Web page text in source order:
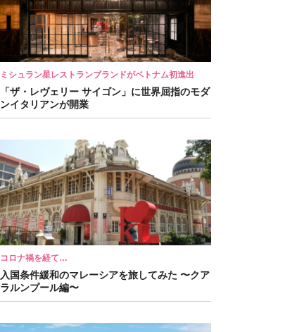
ミシュラン星レストランブランドがベトナム初進出
「ザ・レヴェリー サイゴン」に世界屈指のモダ
ンイタリアンが開業
コロナ禍を経て…
入国条件緩和のマレーシアを旅してみた 〜クア
ラルンプール編〜